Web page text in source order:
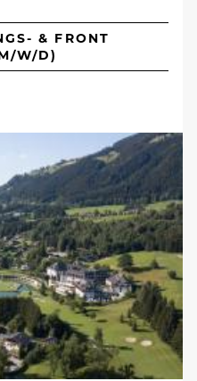
& FRONT
W/D)